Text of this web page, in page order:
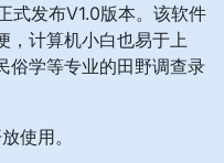
式发布V1.0版本。该软件
，计算机小白也易于上
俗学等专业的田野调查录
用。